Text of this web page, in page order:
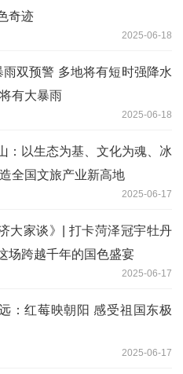
奇迹
2025-06-18
雨双预警 多地将有短时强降水
有大暴雨
2025-06-18
：以生态为基、文化为魂、冰
全国文旅产业新高地
2025-06-17
大家谈》| 打卡菏泽冠宇牡丹
场跨越千年的国色盛宴
2025-06-17
：红莓映朝阳 感受祖国东极
2025-06-17